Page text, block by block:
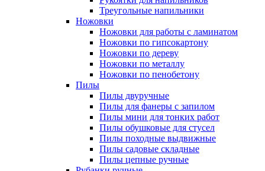
Треугольные напильники
Ножовки
Ножовки для работы с ламинатом
Ножовки по гипсокартону
Ножовки по дереву
Ножовки по металлу
Ножовки по пенобетону
Пилы
Пилы двуручные
Пилы для фанеры с запилом
Пилы мини для тонких работ
Пилы обушковые для стусел
Пилы походные выдвижные
Пилы садовые складные
Пилы цепные ручные